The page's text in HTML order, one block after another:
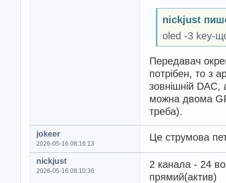
nickjust
oled -3 key-
Передавач
потрібен, то з
зовнішній
можна двома
треба).
jokeer
2026-05-16 08:16:13
Це струмова
nickjust
2026-05-16 08:10:36
2 канала - 24
прямий(актив)